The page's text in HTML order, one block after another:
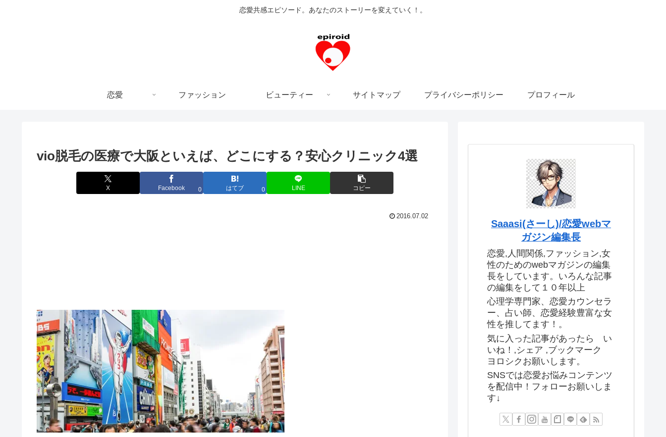
恋愛共感エピソード。あなたのストーリーを変えていく！。
恋愛 ファッション ビューティー サイトマップ プライバシーポリシー プロフィール
vio脱毛の医療で大阪といえば、どこにする？安心クリニック4選
X Facebook 0 はてブ 0 LINE コピー
2016.07.02
Saaasi(さーし)/恋愛webマ
ガジン編集長
恋愛,人間関係,ファッション,女
性のためのwebマガジンの編集
長をしています。いろんな記事
の編集をして１０年以上
心理学専門家、恋愛カウンセラ
ー、占い師、恋愛経験豊富な女
性を推してます！。
気に入った記事があったら い
いね！,シェア ,ブックマーク
ヨロシクお願いします。
SNSでは恋愛お悩みコンテンツ
を配信中！フォローお願いしま
す↓